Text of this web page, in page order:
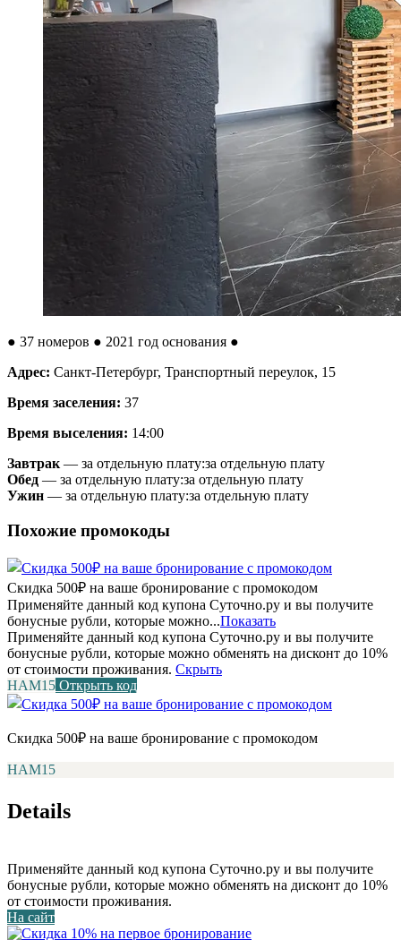
● 37 номеров ● 2021 год основания ●
Адрес: Санкт-Петербург, Транспортный переулок, 15
Время заселения: 37
Время выселения: 14:00
Завтрак — за отдельную плату:за отдельную плату
Обед — за отдельную плату:за отдельную плату
Ужин — за отдельную плату:за отдельную плату
Похожие промокоды
Скидка 500₽ на ваше бронирование с промокодом
Применяйте данный код купона Суточно.ру и вы получите
бонусные рубли, которые можно...Показать
Применяйте данный код купона Суточно.ру и вы получите
бонусные рубли, которые можно обменять на дисконт до 10%
от стоимости проживания. Скрыть
НАМ15 Открыть код
Скидка 500₽ на ваше бронирование с промокодом
НАМ15
Details
Применяйте данный код купона Суточно.ру и вы получите
бонусные рубли, которые можно обменять на дисконт до 10%
от стоимости проживания.
На сайт